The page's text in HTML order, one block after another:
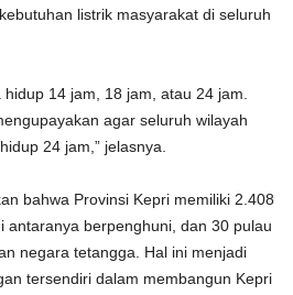
listrik masyarakat di seluruh
hidup 14 jam, 18 jam, atau 24 jam.
agar seluruh wilayah
24 jam,” jelasnya.
bahwa Provinsi Kepri memiliki 2.408
antaranya berpenghuni, dan 30 pulau
negara tetangga. Hal ini menjadi
tersendiri dalam membangun Kepri